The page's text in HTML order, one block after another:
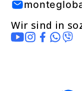
Wir sind in